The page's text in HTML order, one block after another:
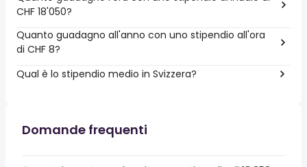
CHF 18'050?
Quanto guadagno all'anno con uno stipendio all'ora
di CHF 8?
Qual è lo stipendio medio in Svizzera?
Domande frequenti